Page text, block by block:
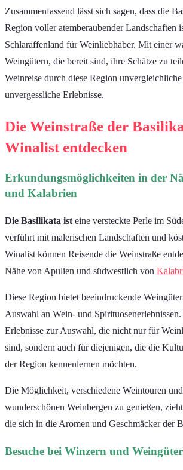
Zusammenfassend lässt sich sagen, dass die
Region voller atemberaubender Landschaften
Schlaraffenland für Weinliebhaber. Mit einer
Weingütern, die bereit sind, ihre Schätze zu
Weinreise durch diese Region
unvergessliche Erlebnisse.
Die Weinstraße der
Winalist entdecken
Erkundungsmöglichkeiten in der
und Kalabrien
Die Basilikata ist eine versteckte Perle im
verführt mit malerischen Landschaften und
Winalist können Reisende die Weinstraße
Nähe von Apulien und südwestlich von
Diese Region bietet beeindruckende
Auswahl an Wein- und
Erlebnisse zur Auswahl, die nicht nur für
sind, sondern auch für diejenigen, die die
der Region kennenlernen möchten.
Die Möglichkeit, verschiedene Weintouren
wunderschönen Weinbergen zu genießen,
die sich in die Aromen und Geschmäcker der
Besuche bei Winzern und